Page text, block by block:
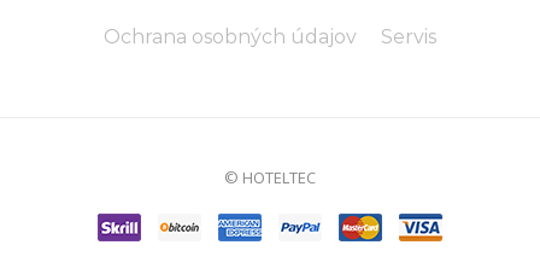
Ochrana osobných údajov Servis
© HOTELTEC